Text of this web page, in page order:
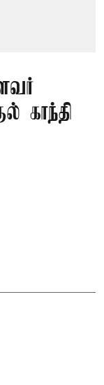
காந்தி